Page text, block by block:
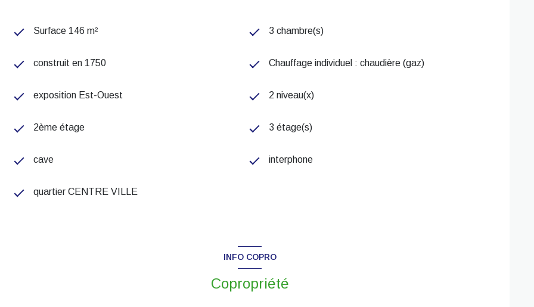
Surface 146 m² 3 chambre(s)
construit en 1750 Chauffage individuel : chaudière (gaz)
exposition Est-Ouest 2 niveau(x)
2ème étage 3 étage(s)
cave interphone
quartier CENTRE VILLE
INFO COPRO
Copropriété